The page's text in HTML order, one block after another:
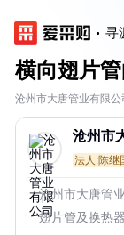
寻
横向翅片
沧州市大唐管业有限公
沧州市
法人:陈继
沧州市大唐管
翅片管及换热